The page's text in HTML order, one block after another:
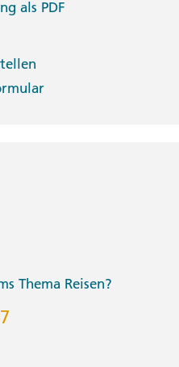
als PDF
Thema Reisen?